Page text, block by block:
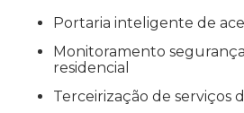
portaria inteligente de
monitoramento segurança 24 horas
residencial
terceirização de serviços